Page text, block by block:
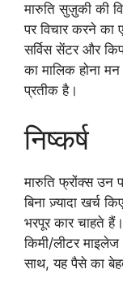
मारुति सुज़ुकी की
पर विचार करने
सर्विस सेंटर और
का मालिक होना
प्रतीक है।
निष्कर्ष
मारुति फ्रोंक्स उन
बिना ज़्यादा खर्च
भरपूर कार चाहते
किमी/लीटर
साथ, यह पैसे का